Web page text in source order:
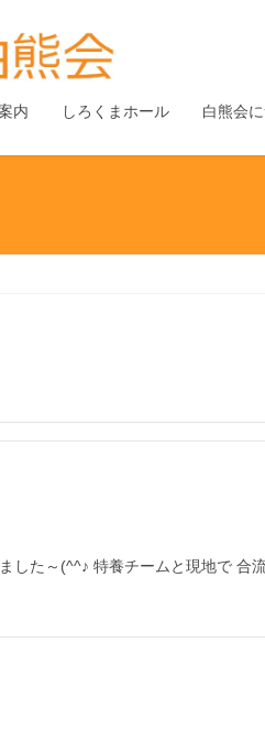
内 しろくまホール 白熊会
した～(^^♪ 特養チームと現地で